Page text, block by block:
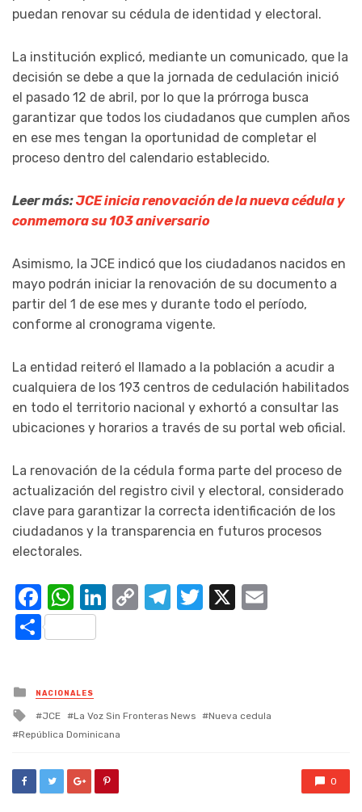
puedan renovar su cédula de identidad y electoral.
La institución explicó, mediante un comunicado, que la
decisión se debe a que la jornada de cedulación inició
el pasado 12 de abril, por lo que la prórroga busca
garantizar que todos los ciudadanos que cumplen años
en ese mes tengan la oportunidad de completar el
proceso dentro del calendario establecido.
Leer más:JCE inicia renovación de la nueva cédula y
conmemora su 103 aniversario
Asimismo, la JCE indicó que los ciudadanos nacidos en
mayo podrán iniciar la renovación de su documento a
partir del 1 de ese mes y durante todo el período,
conforme al cronograma vigente.
La entidad reiteró el llamado a la población a acudir a
cualquiera de los 193 centros de cedulación habilitados
en todo el territorio nacional y exhortó a consultar las
ubicaciones y horarios a través de su portal web oficial.
La renovación de la cédula forma parte del proceso de
actualización del registro civil y electoral, considerado
clave para garantizar la correcta identificación de los
ciudadanos y la transparencia en futuros procesos
electorales.
Facebook
WhatsApp
LinkedIn
CopyTelegram
Twitter
X
Compartir
Posted
in
NACIONALES
Tagged
with
JCE La Voz Sin Fronteras News
Nueva cedula
República Dominicana
0